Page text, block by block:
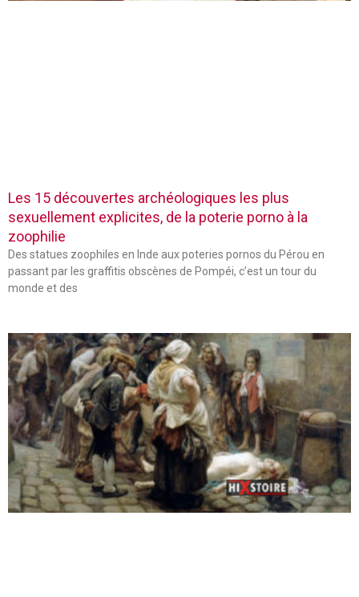
Les 15 découvertes archéologiques les plus
sexuellement explicites, de la poterie porno à la
zoophilie
Des statues zoophiles en Inde aux poteries pornos du Pérou en
passant par les graffitis obscènes de Pompéi, c’est un tour du
monde et des